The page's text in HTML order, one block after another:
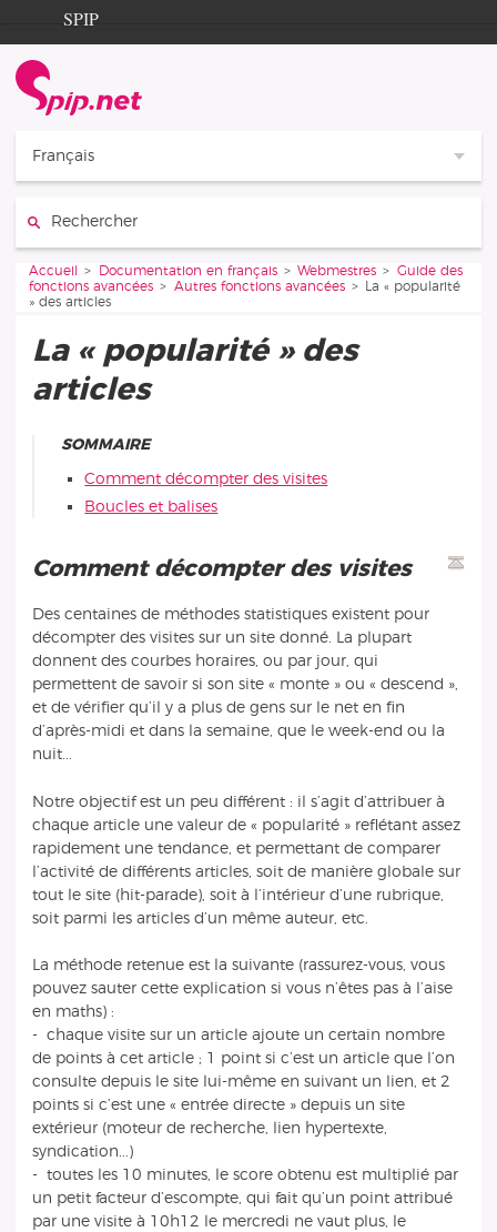
Aller au contenu
Aller à la navigation
SPIP
Documentation
Contribution
Français
Vous êtes ici :
Accueil Documentation en français Webmestres
Guide des
fonctions avancées
Autres fonctions avancées
La « popularité
» des articles
La « popularité » des
articles
SOMMAIRE
Comment décompter des visites
Boucles et balises
Comment décompter des visites
Des centaines de méthodes statistiques existent pour
décompter des visites sur un site donné. La plupart
donnent des courbes horaires, ou par jour, qui
permettent de savoir si son site « monte » ou « descend »,
et de vérifier qu’il y a plus de gens sur le net en fin
d’après-midi et dans la semaine, que le week-end ou la
nuit...
Notre objectif est un peu différent : il s’agit d’attribuer à
chaque article une valeur de « popularité » reflétant assez
rapidement une tendance, et permettant de comparer
l’activité de différents articles, soit de manière globale sur
tout le site (hit-parade), soit à l’intérieur d’une rubrique,
soit parmi les articles d’un même auteur, etc.
La méthode retenue est la suivante (rassurez-vous, vous
pouvez sauter cette explication si vous n’êtes pas à l’aise
en maths) :
- chaque visite sur un article ajoute un certain nombre
de points à cet article ; 1 point si c’est un article que l’on
consulte depuis le site lui-même en suivant un lien, et 2
points si c’est une « entrée directe » depuis un site
extérieur (moteur de recherche, lien hypertexte,
syndication...)
- toutes les 10 minutes, le score obtenu est multiplié par
un petit facteur d’escompte, qui fait qu’un point attribué
par une visite à 10h12 le mercredi ne vaut plus, le